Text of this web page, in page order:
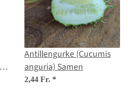
Antillengurke (Cucumis
anguria) Samen
2,44 Fr. *